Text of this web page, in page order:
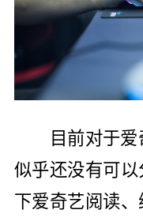
目前对于
似乎还没有可
下爱奇艺阅读